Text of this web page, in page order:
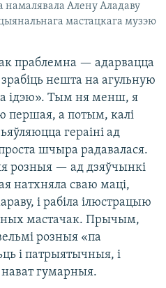
намалявала Алену Аладаву
мастацкага музэю
праблемна — адарвацца
нешта на агульную
ідэю». Тым ня менш, я
першая, а потым, калі
гераіні ад
шчыра радавалася.
розныя — ад дзяўчынкі
натхняла сваю маці,
і рабіла ілюстрацыю
мастачак. Прычым,
розныя «па
і патрыятычныя, і
нават гумарныя.